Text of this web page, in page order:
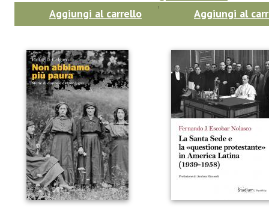
Aggiungi al carrello €21.85 €23.00 -5%)
Aggiungi al